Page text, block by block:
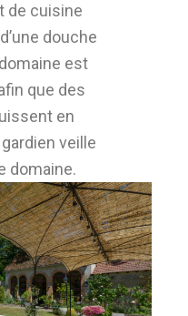
de cuisine
douche
est
que des
en
veille
domaine.